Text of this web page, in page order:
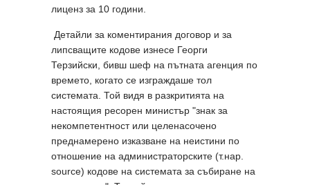
лиценз за 10 години.
Детайли за коментирания договор и за
липсващите кодове изнесе Георги
Терзийски, бивш шеф на пътната агенция по
времето, когато се изграждаше тол
системата. Той видя в разкритията на
настоящия ресорен министър "знак за
некомпетентност или целенасочено
преднамерено изказване на неистини по
отношение на администраторските (т.нар.
source) кодове на системата за събиране на